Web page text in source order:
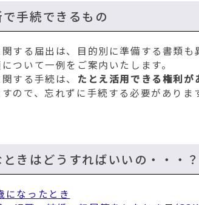
手続できるもの
する届出は、目的別に準備する書類
ついて一例をご案内いたします。
する手続は、 たとえ活用できる権利
ので、忘れずに手続する必要があり
ときはどうすればいいの・・・？
になったとき